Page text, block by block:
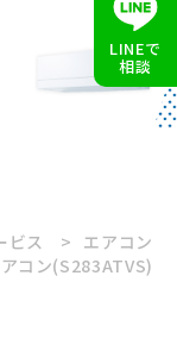
ビス
エアコン
コン(S283ATVS)
LINEで
相談